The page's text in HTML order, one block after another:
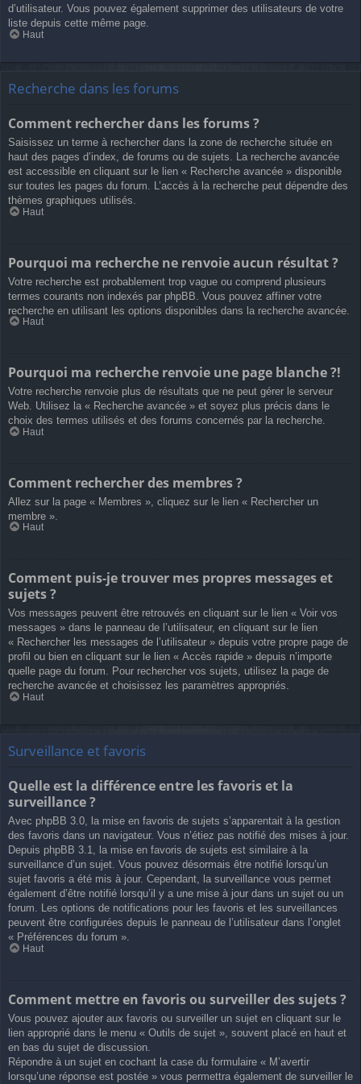
d’utilisateur. Vous pouvez également supprimer des utilisateurs de votre
liste depuis cette même page.
Haut
Recherche dans les forums
Comment rechercher dans les forums ?
Saisissez un terme à rechercher dans la zone de recherche située en
haut des pages d’index, de forums ou de sujets. La recherche avancée
est accessible en cliquant sur le lien « Recherche avancée » disponible
sur toutes les pages du forum. L’accès à la recherche peut dépendre des
thèmes graphiques utilisés.
Haut
Pourquoi ma recherche ne renvoie aucun résultat ?
Votre recherche est probablement trop vague ou comprend plusieurs
termes courants non indexés par phpBB. Vous pouvez affiner votre
recherche en utilisant les options disponibles dans la recherche avancée.
Haut
Pourquoi ma recherche renvoie une page blanche ?!
Votre recherche renvoie plus de résultats que ne peut gérer le serveur
Web. Utilisez la « Recherche avancée » et soyez plus précis dans le
choix des termes utilisés et des forums concernés par la recherche.
Haut
Comment rechercher des membres ?
Allez sur la page « Membres », cliquez sur le lien « Rechercher un
membre ».
Haut
Comment puis-je trouver mes propres messages et
sujets ?
Vos messages peuvent être retrouvés en cliquant sur le lien « Voir vos
messages » dans le panneau de l’utilisateur, en cliquant sur le lien
« Rechercher les messages de l’utilisateur » depuis votre propre page de
profil ou bien en cliquant sur le lien « Accès rapide » depuis n’importe
quelle page du forum. Pour rechercher vos sujets, utilisez la page de
recherche avancée et choisissez les paramètres appropriés.
Haut
Surveillance et favoris
Quelle est la différence entre les favoris et la
surveillance ?
Avec phpBB 3.0, la mise en favoris de sujets s’apparentait à la gestion
des favoris dans un navigateur. Vous n’étiez pas notifié des mises à jour.
Depuis phpBB 3.1, la mise en favoris de sujets est similaire à la
surveillance d’un sujet. Vous pouvez désormais être notifié lorsqu’un
sujet favoris a été mis à jour. Cependant, la surveillance vous permet
également d’être notifié lorsqu’il y a une mise à jour dans un sujet ou un
forum. Les options de notifications pour les favoris et les surveillances
peuvent être configurées depuis le panneau de l’utilisateur dans l’onglet
« Préférences du forum ».
Haut
Comment mettre en favoris ou surveiller des sujets ?
Vous pouvez ajouter aux favoris ou surveiller un sujet en cliquant sur le
lien approprié dans le menu « Outils de sujet », souvent placé en haut et
en bas du sujet de discussion.
Répondre à un sujet en cochant la case du formulaire « M’avertir
lorsqu’une réponse est postée » vous permettra également de surveiller le